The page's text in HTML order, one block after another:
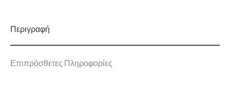
Περιγραφή
Επιπρόσθετες Πληροφορίες